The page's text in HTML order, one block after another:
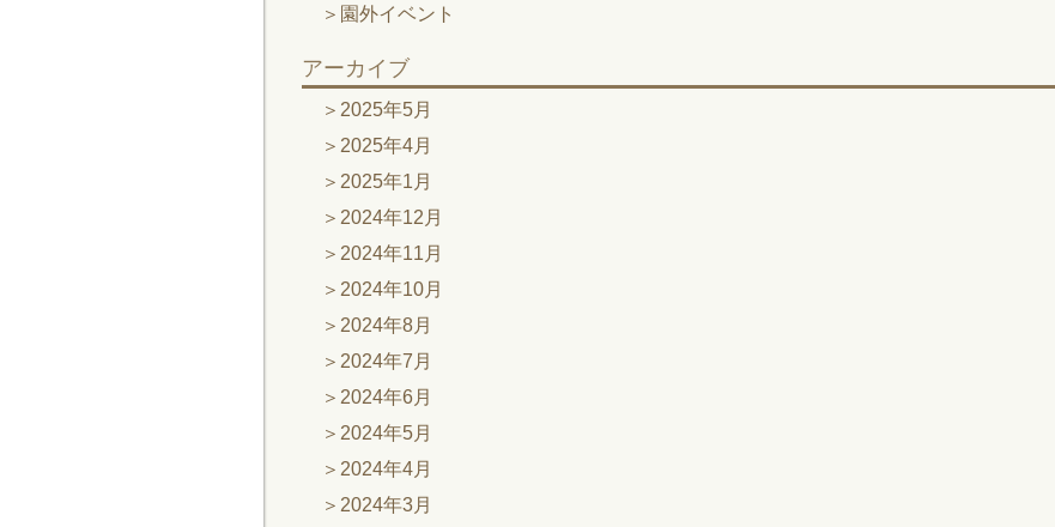
園外イベント
アーカイブ
2025年5月
2025年4月
2025年1月
2024年12月
2024年11月
2024年10月
2024年8月
2024年7月
2024年6月
2024年5月
2024年4月
2024年3月